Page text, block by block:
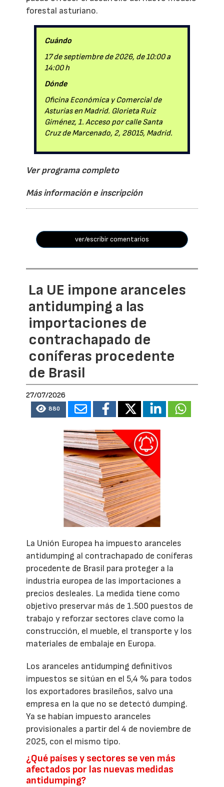
forestal asturiano.
Cuándo
17 de septiembre de 2026, de 10:00 a
14:00 h
Dónde
Oficina Económica y Comercial de
Asturias en Madrid. Glorieta Ruiz
Giménez, 1. Acceso por calle Santa
Cruz de Marcenado, 2, 28015, Madrid.
Ver programa completo
Más información e inscripción
ver/escribir comentarios
La UE impone aranceles
antidumping a las
importaciones de
contrachapado de
coníferas procedente
de Brasil
27/07/2026
880
La Unión Europea ha impuesto aranceles
antidumping al contrachapado de coníferas
procedente de Brasil para proteger a la
industria europea de las importaciones a
precios desleales. La medida tiene como
objetivo preservar más de 1.500 puestos de
trabajo y reforzar sectores clave como la
construcción, el mueble, el transporte y los
materiales de embalaje en Europa.
Los aranceles antidumping definitivos
impuestos se sitúan en el 5,4 % para todos
los exportadores brasileños, salvo una
empresa en la que no se detectó dumping.
Ya se habían impuesto aranceles
provisionales a partir del 4 de noviembre de
2025, con el mismo tipo.
¿Qué países y sectores se ven más
afectados por las nuevas medidas
antidumping?